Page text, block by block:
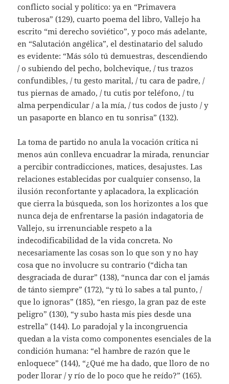
conflicto social y político: ya en “Primavera
tuberosa” (129), cuarto poema del libro, Vallejo ha
escrito “mi derecho soviético”, y poco más adelante,
en “Salutación angélica”, el destinatario del saludo
es evidente: “Más sólo tú demuestras, descendiendo
/ o subiendo del pecho, bolchevique, / tus trazos
confundibles, / tu gesto marital, / tu cara de padre, /
tus piernas de amado, / tu cutis por teléfono, / tu
alma perpendicular / a la mía, / tus codos de justo / y
un pasaporte en blanco en tu sonrisa” (132).
La toma de partido no anula la vocación crítica ni
menos aún conlleva encuadrar la mirada, renunciar
a percibir contradicciones, matices, desajustes. Las
relaciones establecidas por cualquier consenso, la
ilusión reconfortante y aplacadora, la explicación
que cierra la búsqueda, son los horizontes a los que
nunca deja de enfrentarse la pasión indagatoria de
Vallejo, su irrenunciable respeto a la
indecodificabilidad de la vida concreta. No
necesariamente las cosas son lo que son y no hay
cosa que no involucre su contrario (“dicha tan
desgraciada de durar” (138), “nunca dar con el jamás
de tánto siempre” (172), “y tú lo sabes a tal punto, /
que lo ignoras” (185), “en riesgo, la gran paz de este
peligro” (130), “y subo hasta mis pies desde una
estrella” (144). Lo paradojal y la incongruencia
quedan a la vista como componentes esenciales de la
condición humana: “el hambre de razón que le
enloquece” (144), “¿Qué me ha dado, que lloro de no
poder llorar / y río de lo poco que he reído?” (165).